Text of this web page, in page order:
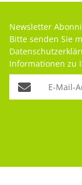
Newsletter
Bitte senden Sie
Informationen zu